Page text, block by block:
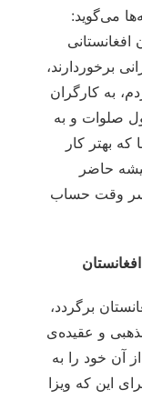
می‌گوید:
برخوردارند،
به کارگران
صلوات و به
که بهتر کار
حاضر
سر وقت حساب
برگردد،
و عقیده‌ی
آن خود را به
این که ویزا